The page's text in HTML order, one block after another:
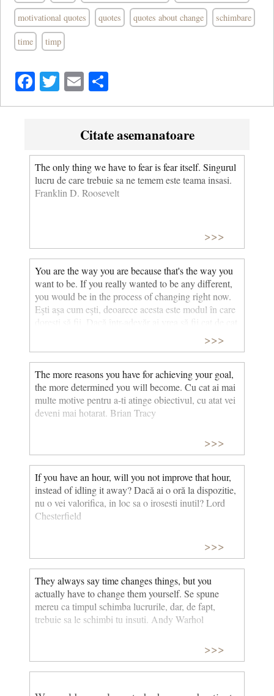
motivational quotes quotes quotes about change schimbare
time timp
Facebook
Twitter
Email
Citate asemanatoare
The only thing we have to fear is fear itself. Singurul
lucru de care trebuie sa ne temem este teama insasi.
Franklin D. Roosevelt
>>>
You are the way you are because that's the way you
want to be. If you really wanted to be any different,
you would be in the process of changing right now.
Eşti aşa cum eşti, deoarece acesta este modul în care
doresti să fii. Dacă într-adevăr ai vrea să fii cat de cat
>>>
The more reasons you have for achieving your goal,
the more determined you will become. Cu cat ai mai
multe motive pentru a-ti atinge obiectivul, cu atat vei
deveni mai hotarat. Brian Tracy
>>>
If you have an hour, will you not improve that hour,
instead of idling it away? Dacă ai o oră la dispozitie,
nu o vei valorifica, in loc sa o irosesti inutil? Lord
Chesterfield
>>>
They always say time changes things, but you
actually have to change them yourself. Se spune
mereu ca timpul schimba lucrurile, dar, de fapt,
trebuie sa le schimbi tu insuti. Andy Warhol
>>>